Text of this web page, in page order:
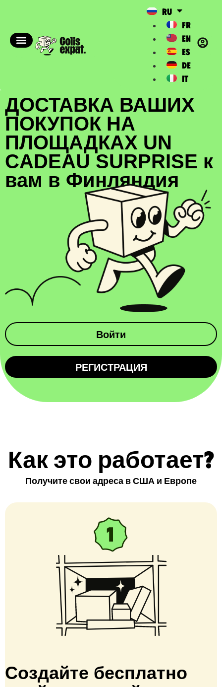
RU
FR
EN
ES
DE
IT
ДОСТАВКА ВАШИХ
ПОКУПОК НА
ПЛОЩАДКАХ UN
CADEAU SURPRISE к
вам в Финляндия
Войти
РЕГИСТРАЦИЯ
Как это работает?
Получите свои адреса в США и Европе
Создайте бесплатно